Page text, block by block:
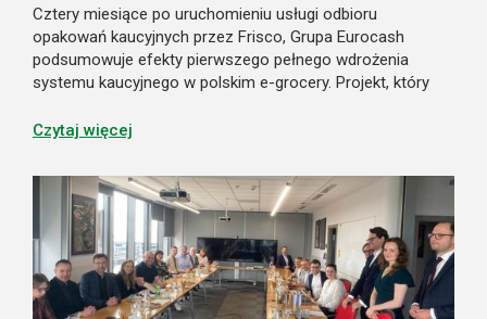
Cztery miesiące po uruchomieniu usługi odbioru
opakowań kaucyjnych przez Frisco, Grupa Eurocash
podsumowuje efekty pierwszego pełnego wdrożenia
systemu kaucyjnego w polskim e-grocery. Projekt, który
w nowym systemie, stał się jednocześnie istotnym
marki. Pokazuje on także nowy model obsługi systemu
kaucyjnego w zakupach online.
Czytaj więcej